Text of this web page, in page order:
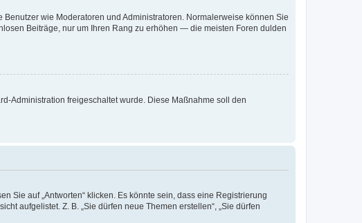
wie Moderatoren und Administratoren. Normalerweise können Sie
Beiträge, nur um Ihren Rang zu erhöhen — die meisten Foren dulden
Administration freigeschaltet wurde. Diese Maßnahme soll den
Sie auf „Antworten“ klicken. Es könnte sein, dass eine Registrierung
aufgelistet. Z. B. „Sie dürfen neue Themen erstellen“, „Sie dürfen